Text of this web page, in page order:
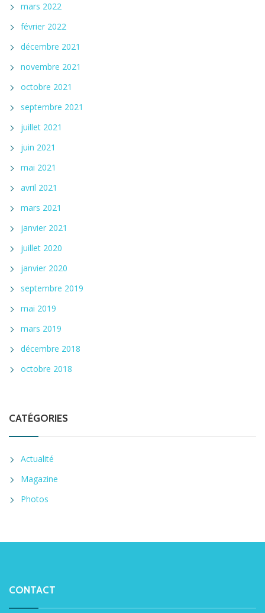
mars 2022
février 2022
décembre 2021
novembre 2021
octobre 2021
septembre 2021
juillet 2021
juin 2021
mai 2021
avril 2021
mars 2021
janvier 2021
juillet 2020
janvier 2020
septembre 2019
mai 2019
mars 2019
décembre 2018
octobre 2018
CATÉGORIES
Actualité
Magazine
Photos
CONTACT